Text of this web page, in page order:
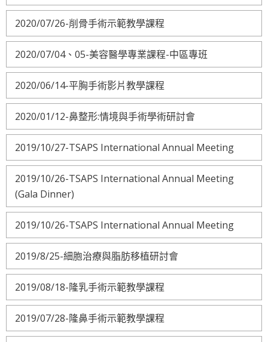
2020/07/26-削骨手術示範教學課程
2020/07/04、05-美容醫學專業課程-中區專班
2020/06/14-平胸手術影片教學課程
2020/01/12-鼻整形:情境與手術學術研討會
2019/10/27-TSAPS International Annual Meeting
2019/10/26-TSAPS International Annual Meeting
(Gala Dinner)
2019/10/26-TSAPS International Annual Meeting
2019/8/25-細胞治療與脂肪移植研討會
2019/08/18-隆乳手術示範教學課程
2019/07/28-隆鼻手術示範教學課程